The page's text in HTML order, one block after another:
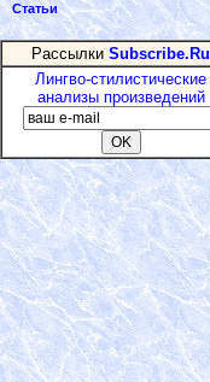
Статьи
Рассылки Subscribe.Ru
Лингво-стилистические
анализы произведений